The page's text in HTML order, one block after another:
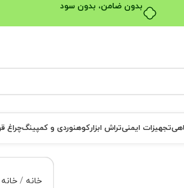
بدون ضامن، بدون سود
تجهیزات ایمنیتراش ابزارکوهنوردی و کمپینگچراغ
خانه خانه